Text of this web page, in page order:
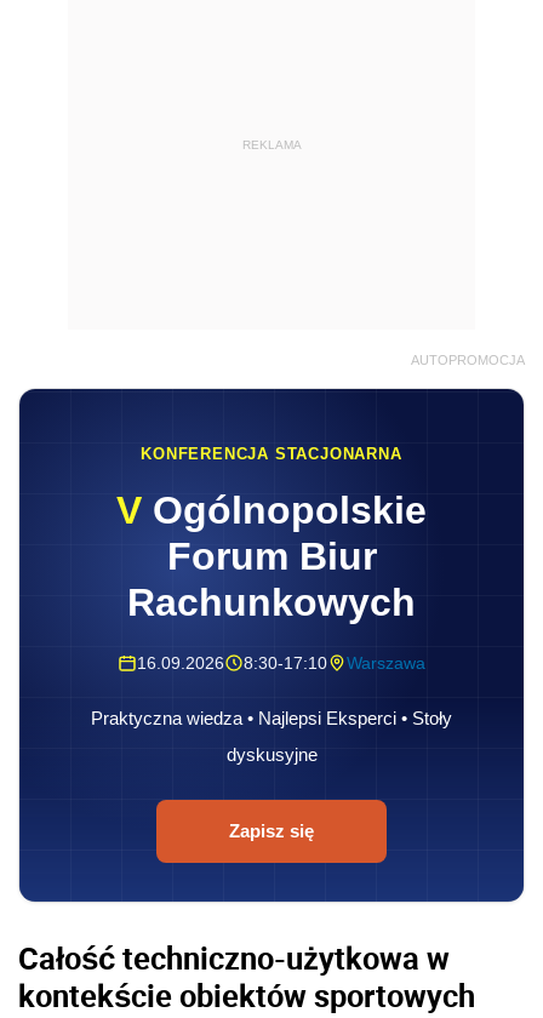
REKLAMA
AUTOPROMOCJA
KONFERENCJA STACJONARNA
V Ogólnopolskie
Forum Biur
Rachunkowych
16.09.2026 8:30-17:10 Warszawa
Praktyczna wiedza • Najlepsi Eksperci • Stoły
dyskusyjne
Zapisz się
Całość techniczno-użytkowa w
kontekście obiektów sportowych